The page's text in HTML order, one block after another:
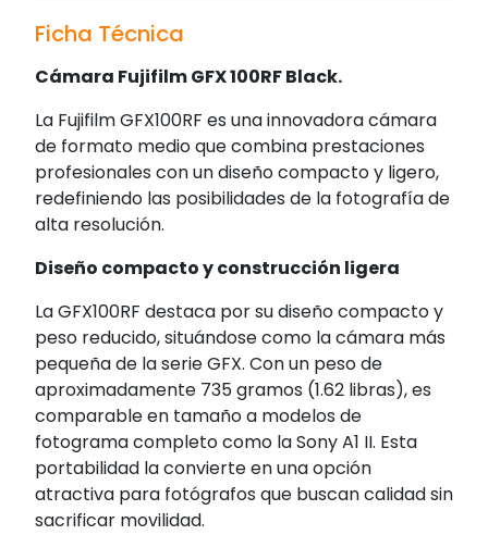
Ficha Técnica
Cámara Fujifilm GFX 100RF Black.
La Fujifilm GFX100RF es una innovadora cámara
de formato medio que combina prestaciones
profesionales con un diseño compacto y ligero,
redefiniendo las posibilidades de la fotografía de
alta resolución.
Diseño compacto y construcción ligera
La GFX100RF destaca por su diseño compacto y
peso reducido, situándose como la cámara más
pequeña de la serie GFX. Con un peso de
aproximadamente 735 gramos (1.62 libras), es
comparable en tamaño a modelos de
fotograma completo como la Sony A1 II. Esta
portabilidad la convierte en una opción
atractiva para fotógrafos que buscan calidad sin
sacrificar movilidad.